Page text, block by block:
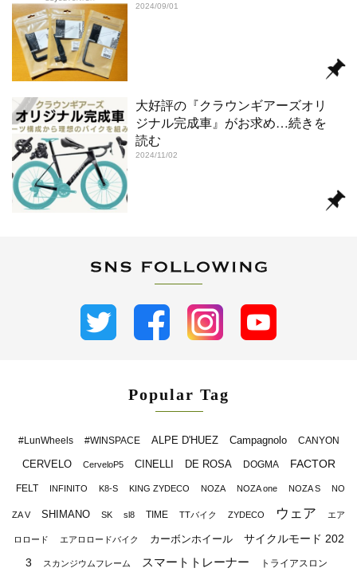
2024/09/01
大好評の『クラウンギアーズオリ
ジナル完成車』がお求め…続きを
読む
2024/11/02
Popular Tag
#LunWheels #WINSPACE ALPE D'HUEZ Campagnolo CANYON
CERVELO CerveloP5 CINELLI DE ROSA DOGMA FACTOR
FELT INFINITO K8-S KING ZYDECO NOZA NOZA one NOZA S NO
ZA V SHIMANO SK sl8 TIME TTバイク ZYDECO ウェア エア
ロロード エアロロードバイク カーボンホイール
サイクルモード 202
3
スカンジウムフレーム スマートトレーナー トライアスロン